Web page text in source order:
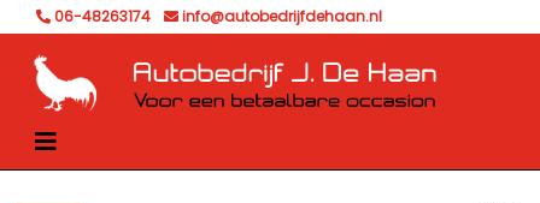
06-48263174 info@autobedrijfdehaan.nl